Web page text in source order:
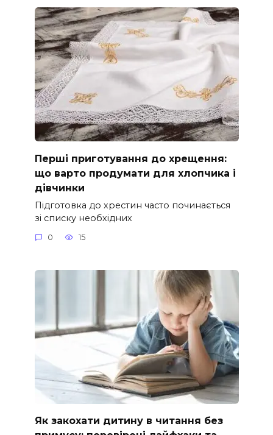
Перші приготування до хрещення:
що варто продумати для хлопчика і
дівчинки
Підготовка до хрестин часто починається
зі списку необхідних
0 15
Як закохати дитину в читання без